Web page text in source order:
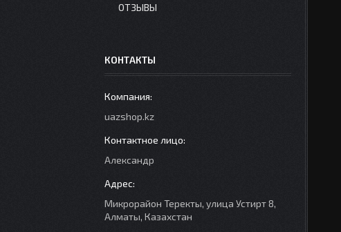
ОТЗЫВЫ
КОНТАКТЫ
uazshop.kz
Александр
Микрорайон Теректы, улица Устирт 8,
Алматы, Казахстан